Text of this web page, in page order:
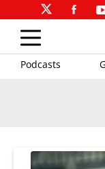
Podcasts